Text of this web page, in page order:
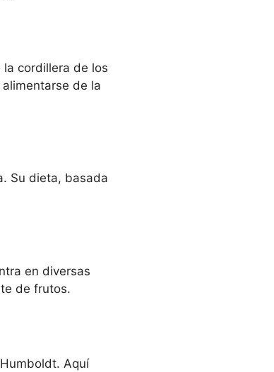
cordillera de los
de la
Su dieta, basada
en diversas
de frutos.
Aquí